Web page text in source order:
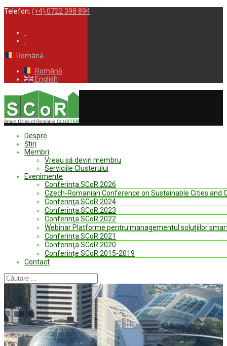
Telefon: (+4) 0722 398 894
Română
Română
English
Despre
Ştiri
Membri
Vreau să devin membru
Serviciile Clusterului
Evenimente
Conferinţa SCoR 2026
Czech-Romanian Conference on Sustainable Cities and
Conferinţa SCoR 2024
Conferinţa SCoR 2023
Conferinţa SCoR 2022
Webinar Platforme pentru managementul soluțiilor
Conferinţa SCoR 2021
Conferinţa SCoR 2020
Conferințe SCoR 2015-2019
Contact